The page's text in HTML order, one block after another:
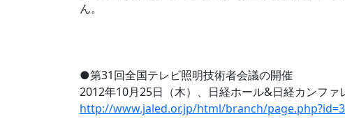
ん。
●第31回全国テレビ照明技術者会議の開催
2012年10月25日（木）、日経ホール&日経カンファ
http://www.jaled.or.jp/html/branch/